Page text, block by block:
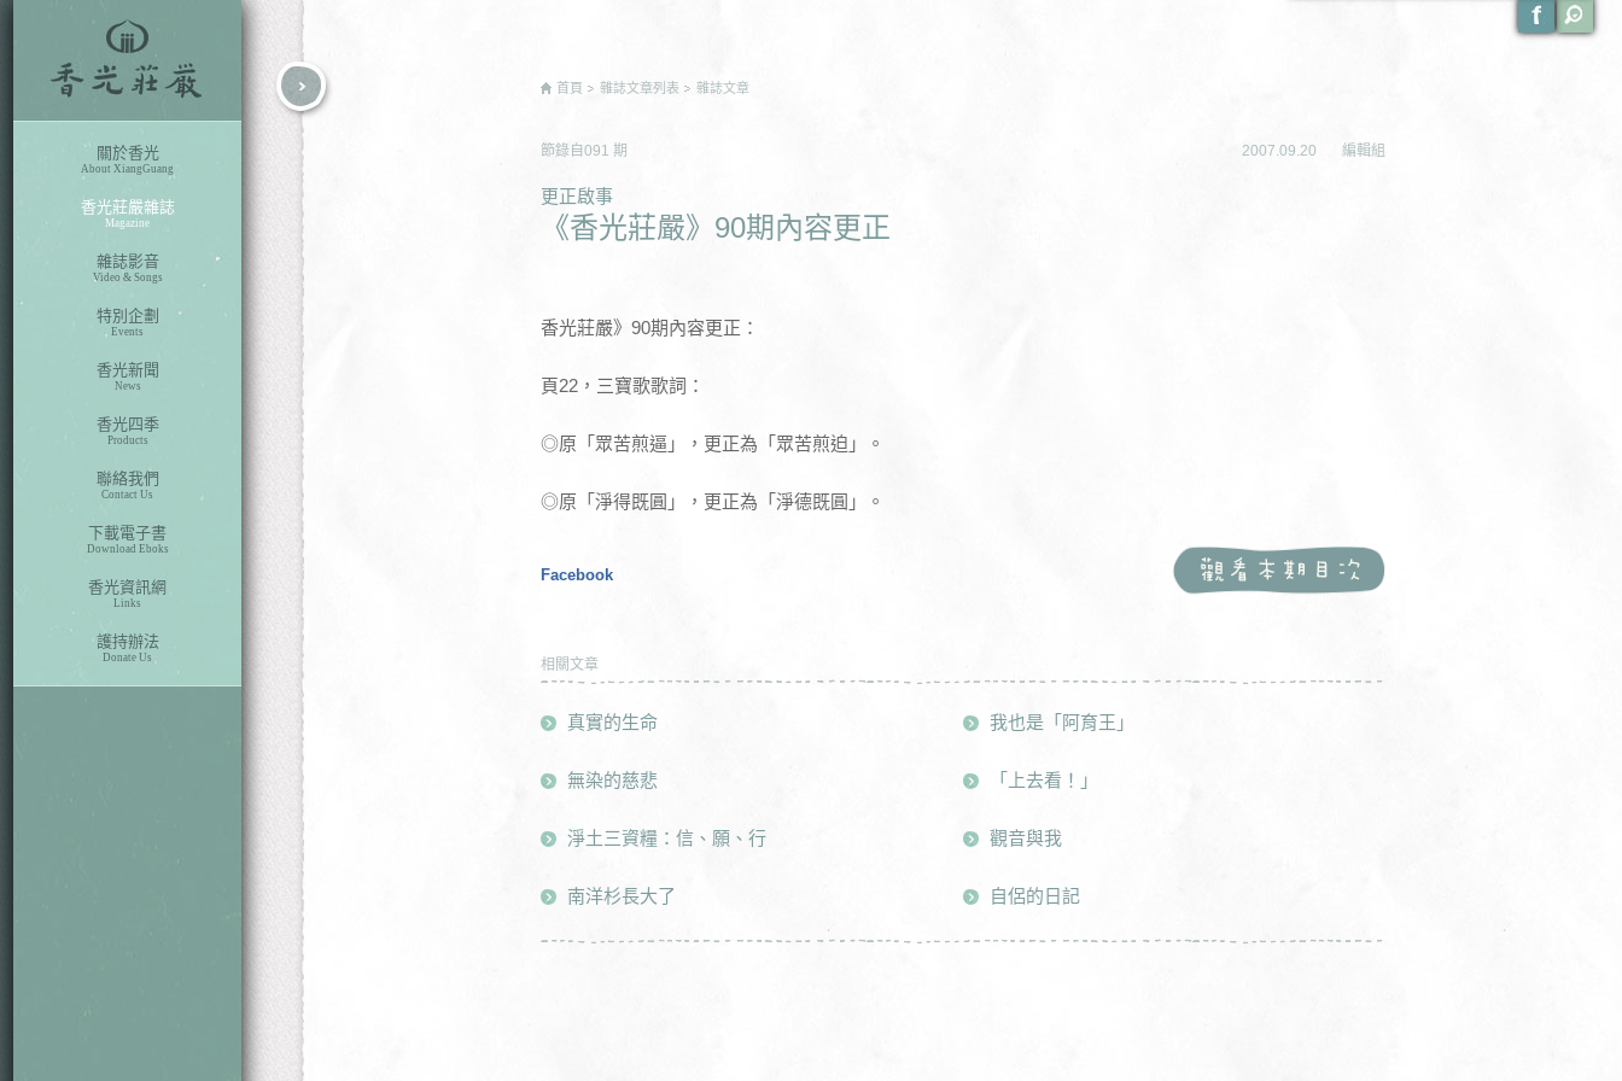
關於香光
About XiangGuang
香光莊嚴雜誌
Magazine
雜誌影音
Video & Songs
特別企劃
Events
香光新聞
News
香光四季
Products
聯絡我們
Contact Us
下載電子書
Download Eboks
香光資訊網
Links
護持辦法
Donate Us
首頁 雜誌文章列表 雜誌文章
節錄自 091 期 2007.09.20 編輯組
更正啟事
《香光莊嚴》90期內容更正
香光莊嚴》90期內容更正：
頁22，三寶歌歌詞：
◎原「眾苦煎逼」，更正為「眾苦煎迫」。
◎原「淨得既圓」，更正為「淨德既圓」。
Facebook
相關文章
真實的生命
無染的慈悲
淨土三資糧：信、願、行
南洋杉長大了
我也是「阿育王」
「上去看！」
觀音與我
自侶的日記